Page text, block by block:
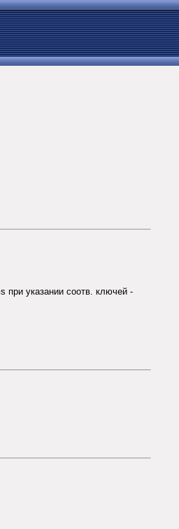
при указании соотв. ключей -